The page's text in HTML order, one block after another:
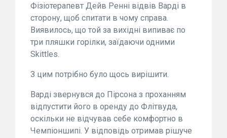
Фізіотерапевт Дейв Ренні відвів Варді в
сторону, щоб спитати в чому справа.
Виявилось, що той за вихідні випиває по
три пляшки горілки, заїдаючи одними
Skittles.
З цим потрібно було щось вирішити.
Варді звернувся до Пірсона з проханням
відпустити його в оренду до Флітвуда,
оскільки не відчував себе комфортно в
Чемпіоншипі. У відповідь отримав рішуче